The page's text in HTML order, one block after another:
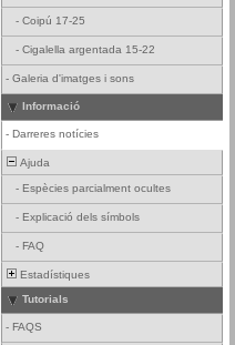
- Coipú 17-25
- Cigalella argentada 15-22
- Galeria d'imatges i sons
Informació
- Darreres notícies
Ajuda
- Espècies parcialment ocultes
- Explicació dels símbols
- FAQ
Estadístiques
Tutorials
- FAQS